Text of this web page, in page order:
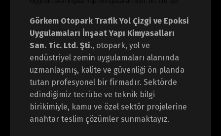
Görkem Otopark Trafik Yol Çizgi ve Epoksi
Uygulamaları İnşaat Yapı Kimyasalları
San. Tic. Ltd. Şti., otopark, yol ve
endüstriyel zemin uygulamaları alanında
uzmanlaşmış, kalite ve güvenliği ön planda
tutan profesyonel bir firmadır. Sektörde
edindiğimiz tecrübe ve teknik bilgi
birikimiyle, kamu ve özel sektör projelerine
anahtar teslim çözümler sunmaktayız.